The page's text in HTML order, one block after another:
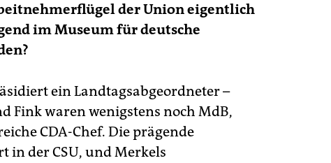
der Union eigentlich
im Museum für deutsche
ein Landtagsabgeordneter –
Fink waren wenigstens noch MdB,
CDA-Chef. Die prägende
in der CSU, und Merkels